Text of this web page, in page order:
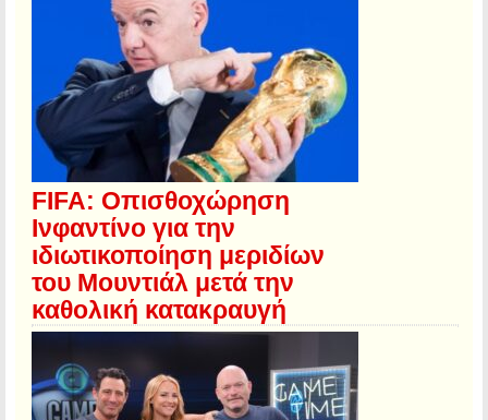
FIFA: Οπισθοχώρηση
Ινφαντίνο για την
ιδιωτικοποίηση μεριδίων
του Μουντιάλ μετά την
καθολική κατακραυγή